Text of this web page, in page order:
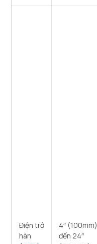
Điện trở
hàn
4″ (100mm)
đến 24″